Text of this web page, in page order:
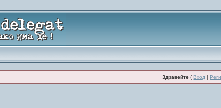
Здравейте (Вход |